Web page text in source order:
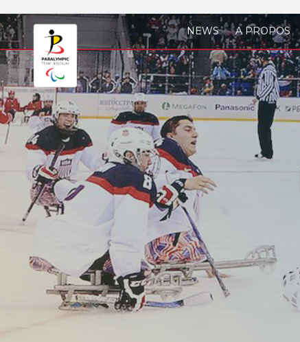
NEWS A PROPOS